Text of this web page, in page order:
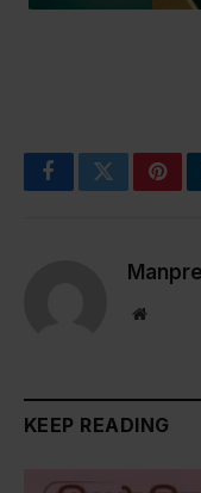
FacebookTwitter
Website
KEEP READING